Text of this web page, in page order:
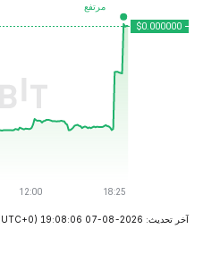
آخر تحديث: 2026-08-07 19:08:06 (UTC+0)